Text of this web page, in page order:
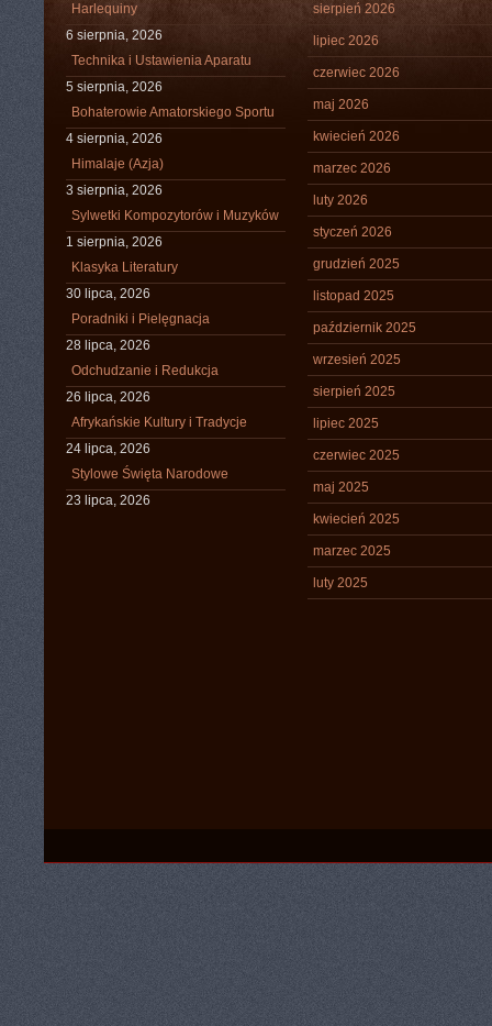
Harlequiny
6 sierpnia, 2026
Technika i Ustawienia Aparatu
5 sierpnia, 2026
Bohaterowie Amatorskiego Sportu
4 sierpnia, 2026
Himalaje (Azja)
3 sierpnia, 2026
Sylwetki Kompozytorów i Muzyków
1 sierpnia, 2026
Klasyka Literatury
30 lipca, 2026
Poradniki i Pielęgnacja
28 lipca, 2026
Odchudzanie i Redukcja
26 lipca, 2026
Afrykańskie Kultury i Tradycje
24 lipca, 2026
Stylowe Święta Narodowe
23 lipca, 2026
sierpień 2026
lipiec 2026
czerwiec 2026
maj 2026
kwiecień 2026
marzec 2026
luty 2026
styczeń 2026
grudzień 2025
listopad 2025
październik 2025
wrzesień 2025
sierpień 2025
lipiec 2025
czerwiec 2025
maj 2025
kwiecień 2025
marzec 2025
luty 2025